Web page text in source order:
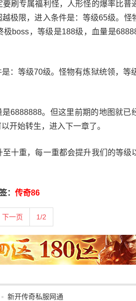
刷专属福利怪，人形怪的爆率比普
极限，进入条件是：等级65级。怪
boss，等级是188级，血量是
：等级70级。怪物有炼狱统领，等
6888888。但这里前期的地图就已
开始转生，进入下一章了。
十重，每一重都会提升我们的等级
： 传奇86
下一页 1/2
新开传奇私服网通